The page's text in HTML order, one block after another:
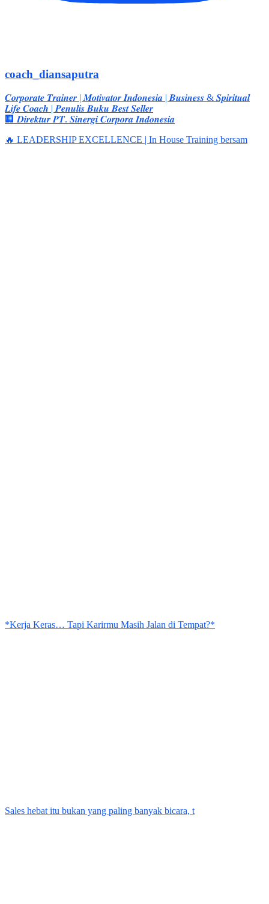
coach_diansaputra
𝑪𝒐𝒓𝒑𝒐𝒓𝒂𝒕𝒆 𝑻𝒓𝒂𝒊𝒏𝒆𝒓 | 𝑴𝒐𝒕𝒊𝒗𝒂𝒕𝒐𝒓 𝑰𝒏𝒅𝒐𝒏𝒆𝒔𝒊𝒂 | 𝑩𝒖𝒔𝒊𝒏𝒆𝒔𝒔 & 𝑺𝒑𝒊𝒓𝒊𝒕𝒖𝒂𝒍
𝑳𝒊𝒇𝒆 𝑪𝒐𝒂𝒄𝒉 | 𝑷𝒆𝒏𝒖𝒍𝒊𝒔 𝑩𝒖𝒌𝒖 𝑩𝒆𝒔𝒕 𝑺𝒆𝒍𝒍𝒆𝒓
🏢 𝑫𝒊𝒓𝒆𝒌𝒕𝒖𝒓 𝑷𝑻. 𝑺𝒊𝒏𝒆𝒓𝒈𝒊 𝑪𝒐𝒓𝒑𝒐𝒓𝒂 𝑰𝒏𝒅𝒐𝒏𝒆𝒔𝒊𝒂
🔥 LEADERSHIP EXCELLENCE | In House Training bersam
*Kerja Keras… Tapi Karirmu Masih Jalan di Tempat?*
Sales hebat itu bukan yang paling banyak bicara, t